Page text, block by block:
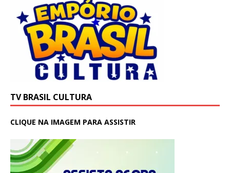
TV BRASIL CULTURA
CLIQUE NA IMAGEM PARA ASSISTIR